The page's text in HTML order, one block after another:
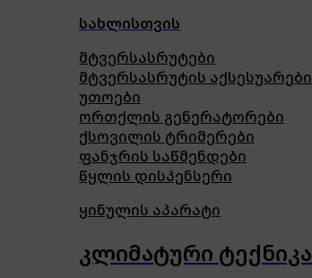
სახლისთვის
მტვერსასრუტები
მტვერსასრუტის აქსესუარები
უთოები
ორთქლის გენერატორები
ქსოვილის ტრიმერები
ფანჯრის საწმენდები
წყლის დისპენსერი
ყინულის აპარატი
კლიმატური ტექნიკა